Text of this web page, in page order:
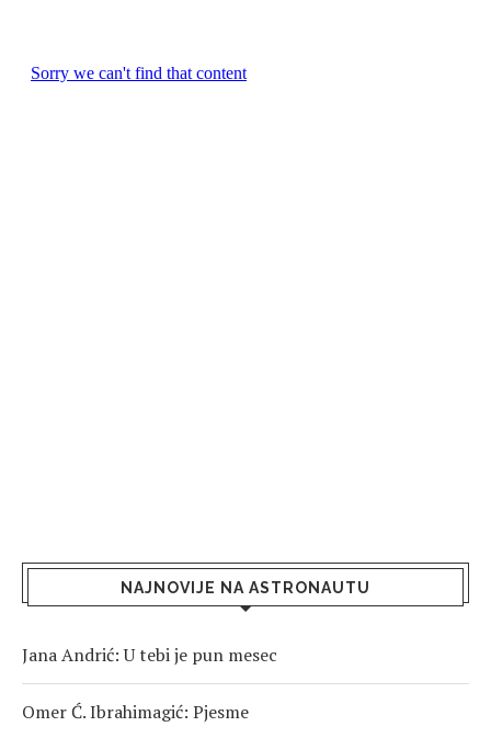
NAJNOVIJE NA ASTRONAUTU
Jana Andrić: U tebi je pun mesec
Omer Ć. Ibrahimagić: Pjesme